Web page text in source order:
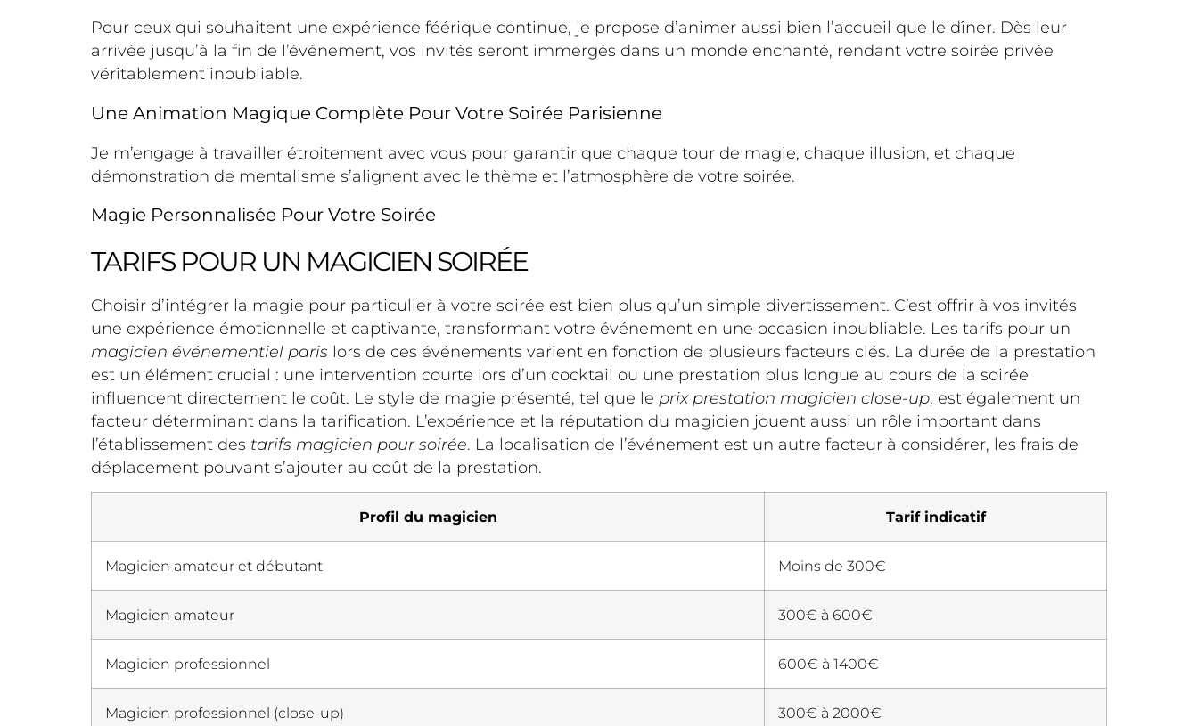
Pour ceux qui souhaitent une expérience féérique continue, je propose d’animer aussi bien l’accueil que le dîner. Dès leur
arrivée jusqu’à la fin de l’événement, vos invités seront immergés dans un monde enchanté, rendant votre soirée privée
véritablement inoubliable.
Une Animation Magique Complète Pour Votre Soirée Parisienne
Je m’engage à travailler étroitement avec vous pour garantir que chaque tour de magie, chaque illusion, et chaque
démonstration de mentalisme s’alignent avec le thème et l’atmosphère de votre soirée.
Magie Personnalisée Pour Votre Soirée
TARIFS POUR UN MAGICIEN SOIRÉE
Choisir d’intégrer la magie pour particulier à votre soirée est bien plus qu’un simple divertissement. C’est offrir à vos invités
une expérience émotionnelle et captivante, transformant votre événement en une occasion inoubliable. Les tarifs pour un
magicien événementiel paris lors de ces événements varient en fonction de plusieurs facteurs clés. La durée de la prestation
est un élément crucial : une intervention courte lors d’un cocktail ou une prestation plus longue au cours de la soirée
influencent directement le coût. Le style de magie présenté, tel que le prix prestation magicien close-up, est également un
facteur déterminant dans la tarification. L’expérience et la réputation du magicien jouent aussi un rôle important dans
l’établissement des tarifs magicien pour soirée. La localisation de l’événement est un autre facteur à considérer, les frais de
déplacement pouvant s’ajouter au coût de la prestation.
Profil du magicien Tarif indicatif
Magicien amateur et débutant Moins de 300€
Magicien amateur 300€ à 600€
Magicien professionnel 600€ à 1400€
Magicien professionnel (close-up) 300€ à 2000€